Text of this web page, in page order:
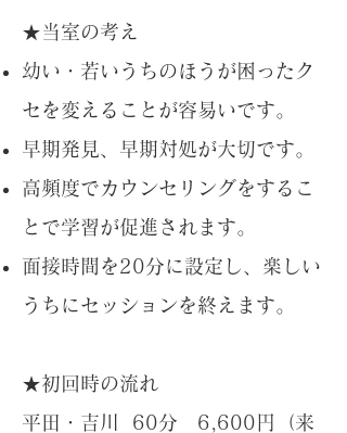
★当室の考え
幼い・若いうちのほうが困ったク
セを変えることが容易いです。
早期発見、早期対処が大切です。
高頻度でカウンセリングをするこ
とで学習が促進されます。
面接時間を20分に設定し、楽しい
うちにセッションを終えます。
★初回時の流れ
平田・吉川 60分 6,600円（来